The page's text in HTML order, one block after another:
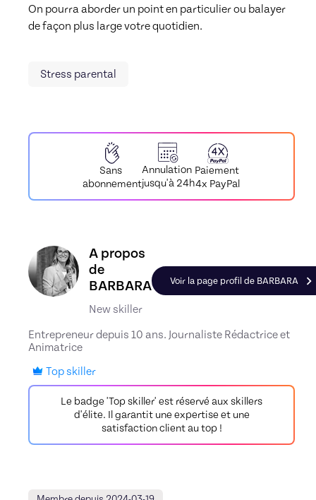
On pourra aborder un point en particulier ou balayer
de façon plus large votre quotidien.
Stress parental
Sans
abonnement
Annulation
jusqu'à 24h
Paiement
4x PayPal
Découvrez le profil de BARBARA, Skiller en
A propos
de
BARBARA
New skiller
Voir la page profil de BARBARA
Entrepreneur depuis 10 ans. Journaliste Rédactrice et
Animatrice
Top skiller
Le badge 'Top skiller' est réservé aux skillers
d'élite. Il garantit une expertise et une
satisfaction client au top !